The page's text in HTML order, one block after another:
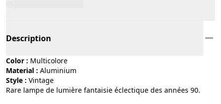
Description
Color :
multicolore
Material :
aluminium
Style :
vintage
Rare lampe de lumière fantaisie éclectique des années 90.